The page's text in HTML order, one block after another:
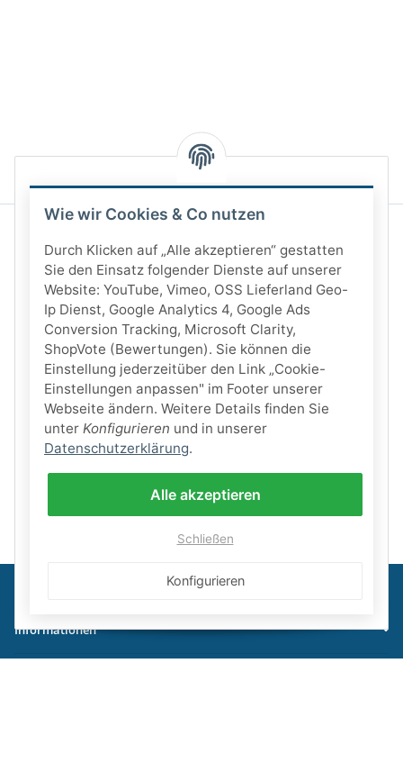
Informationen
Wie wir Cookies & Co nutzen
Durch Klicken auf „Alle akzeptieren“ gestatten
Sie den Einsatz folgender Dienste auf unserer
Website: YouTube, Vimeo, OSS Lieferland Geo-
Ip Dienst, Google Analytics 4, Google Ads
Conversion Tracking, Microsoft Clarity,
ShopVote (Bewertungen). Sie können die
Einstellung jederzeitüber den Link „Cookie-
Einstellungen anpassen" im Footer unserer
Webseite ändern. Weitere Details finden Sie
unter Konfigurieren und in unserer
Datenschutzerklärung.
Alle akzeptieren
Schließen
Konfigurieren